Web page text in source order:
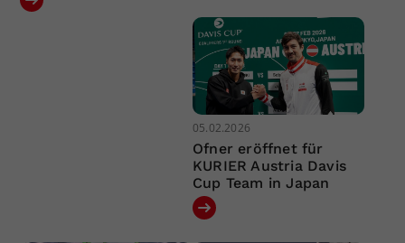
05.02.2026
Ofner eröffnet für
KURIER Austria Davis
Cup Team in Japan